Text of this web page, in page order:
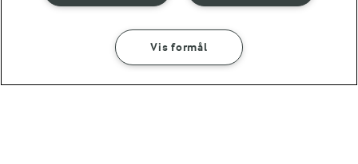
SÅDAN GØR DU INGREDIENSER
Vis formål